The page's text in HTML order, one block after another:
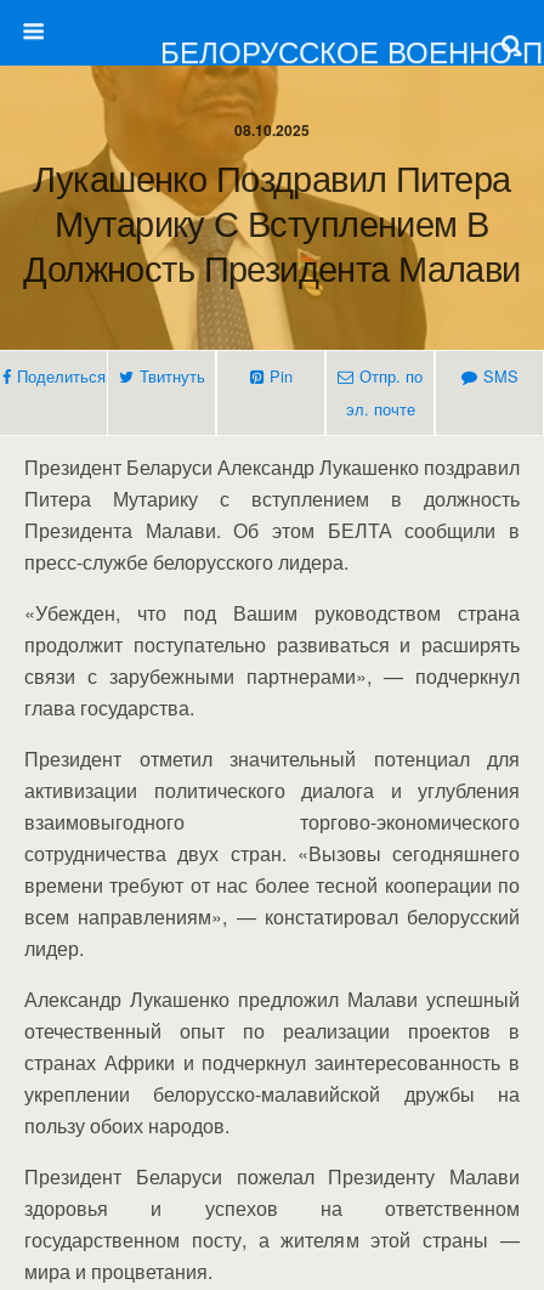
БЕЛОРУССКОЕ ВОЕННО-
08.10.2025
Лукашенко Поздравил Питера
Мутарику С Вступлением В
Должность Президента Малави
Поделиться Твитнуть Pin
Отпр. по
эл. почте
SMS
Президент Беларуси Александр Лукашенко поздравил
Питера Мутарику с вступлением в должность
Президента Малави. Об этом БЕЛТА сообщили в
пресс-службе белорусского лидера.
«Убежден, что под Вашим руководством страна
продолжит поступательно развиваться и расширять
связи с зарубежными партнерами», — подчеркнул
глава государства.
Президент отметил значительный потенциал для
активизации политического диалога и углубления
взаимовыгодного торгово-экономического
сотрудничества двух стран. «Вызовы сегодняшнего
времени требуют от нас более тесной кооперации по
всем направлениям», — констатировал белорусский
лидер.
Александр Лукашенко предложил Малави успешный
отечественный опыт по реализации проектов в
странах Африки и подчеркнул заинтересованность в
укреплении белорусско-малавийской дружбы на
пользу обоих народов.
Президент Беларуси пожелал Президенту Малави
здоровья и успехов на ответственном
государственном посту, а жителям этой страны —
мира и процветания.